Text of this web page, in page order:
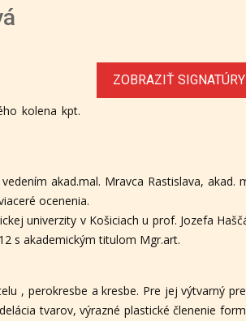
ZOBRAZIŤ SIGNATÚRY
kolena kpt.
akad.mal. Mravca Rastislava, akad.
ocenenia.
univerzity v Košiciach u prof. Jozefa
s akademickým titulom Mgr.art.
, perokresbe a kresbe. Pre jej výtvarný
tvarov, výrazné plastické členenie